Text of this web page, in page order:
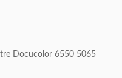
Docucolor 6550 5065